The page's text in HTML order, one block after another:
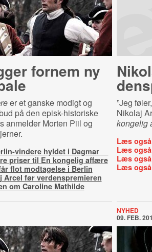
fornem ny
er et ganske modigt og
på den episk-historiske
anmelder Morten Piil og
vindere hyldet i Dagmar
priser til En kongelig affære
flot modtagelse i Berlin
Arcel før verdenspremieren
om Caroline Mathilde
”Jeg
Nikolaj
kongelig
Læs
Læs
Læs
Læs
NYHED
09. FEB.